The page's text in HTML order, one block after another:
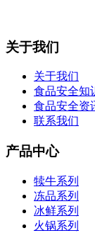
关于我们
关于我们
食品安全知
食品安全资
联系我们
产品中心
犊牛系列
冻品系列
冰鲜系列
火锅系列